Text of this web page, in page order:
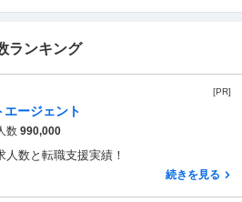
ランキング
[PR]
エージェント
数 990,000
数と転職支援実績！
続きを見る